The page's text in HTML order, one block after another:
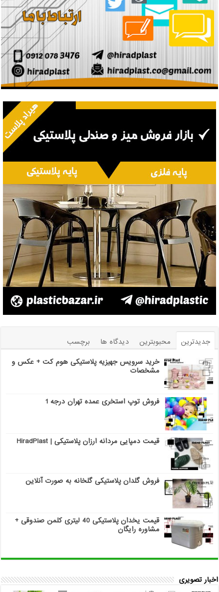
جدیدترین محبوبترین دیدگاه ها
برچسب
خرید سرویس جهیزیه پلاستیکی هوم کت + عکس و
مشخصات
فروش توپ استخری عمده تهران درجه 1
قیمت دمپایی مردانه ارزان پلاستیکی | HiradPlast
فروش گلدان پلاستیکی گلخانه به صورت آنلاین
قیمت یخدان پلاستیکی 40 لیتری کلمن صندوقی +
مشاوره رایگان
اخبار تصویری